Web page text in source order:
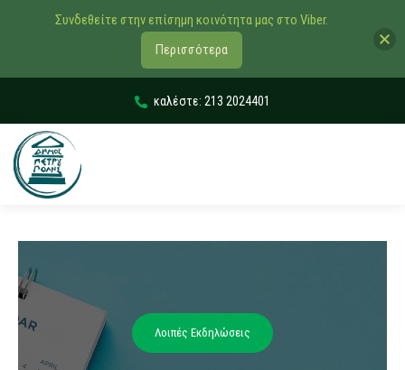
καλέστε: 213 2024401
Λοιπές Εκδηλώσεις
Συνδεθείτε στην επίσημη κοινότητα μας στο Viber.
Περισσότερα